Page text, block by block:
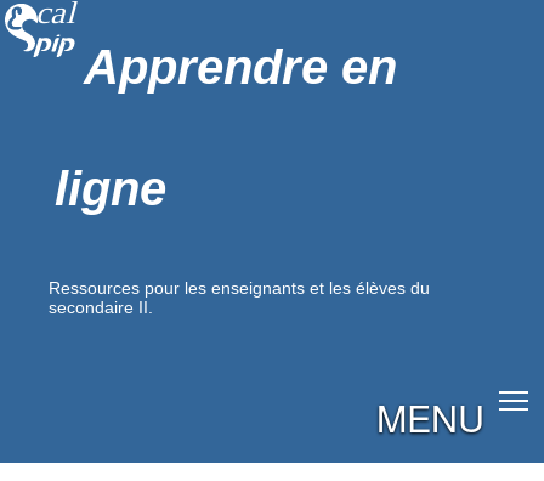
Apprendre en
ligne
Ressources pour les enseignants et les élèves du
secondaire II.
MENU